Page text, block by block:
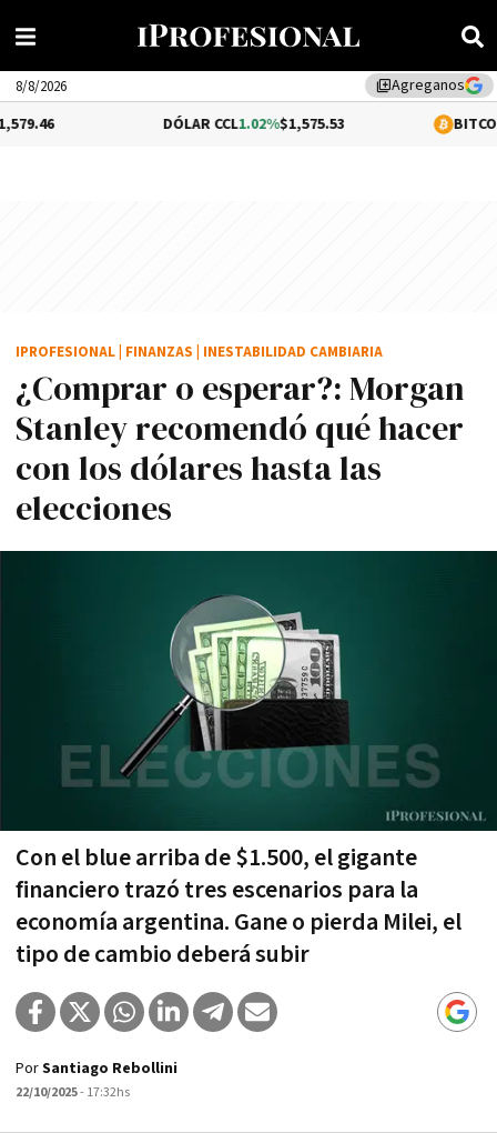
library_addAgreganos
8/8/2026
1.02%$1,575.53 -0.33%
¿Comprar o esperar?: Morgan
Stanley recomendó qué hacer
con los dólares hasta las
elecciones
Con el blue arriba de $1.500, el gigante
financiero trazó tres escenarios para la
economía argentina. Gane o pierda Milei, el
tipo de cambio deberá subir
IPROFESIONAL FINANZAS INESTABILIDAD CAMBIARIA
PorSantiago Rebollini
22/10/2025- 17:32hs